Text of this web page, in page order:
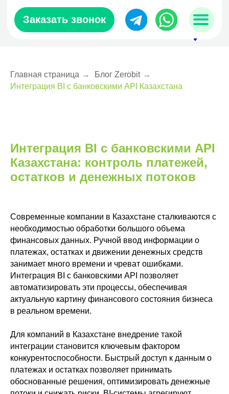
sales@zerobit.kz
Заказать звонок
Главная страница → Блог Zerobit →
Интеграция BI с банковскими API Казахстана
Интеграция BI с банковскими API
Казахстана: контроль платежей,
остатков и денежных потоков
Современные компании в Казахстане сталкиваются с
необходимостью обработки большого объема
финансовых данных. Ручной ввод информации о
платежах, остатках и движении денежных средств
занимает много времени и чреват ошибками.
Интеграция BI с банковскими API позволяет
автоматизировать эти процессы, обеспечивая
актуальную картину финансового состояния бизнеса
в реальном времени.
Для компаний в Казахстане внедрение такой
интеграции становится ключевым фактором
конкурентоспособности. Быстрый доступ к данным о
платежах и остатках позволяет принимать
обоснованные решения, оптимизировать денежные